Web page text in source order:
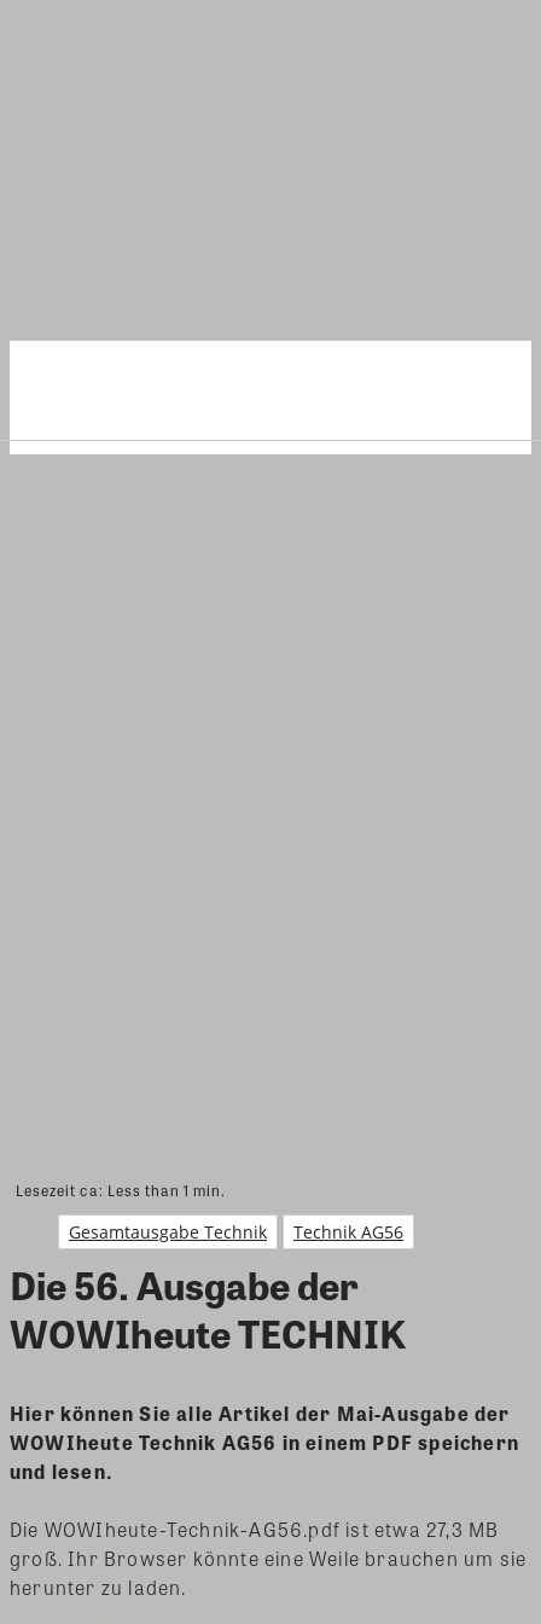
Lesezeit ca: Less than 1 min.
Gesamtausgabe Technik Technik AG56
Die 56. Ausgabe der
WOWIheute TECHNIK
Hier können Sie alle Artikel der Mai-Ausgabe der
WOWIheute Technik AG56 in einem PDF speichern
und lesen.
Die WOWIheute-Technik-AG56.pdf ist etwa 27,3 MB
groß. Ihr Browser könnte eine Weile brauchen um sie
herunter zu laden.